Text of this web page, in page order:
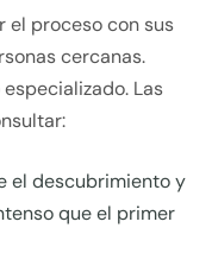
el proceso con sus
cercanas.
Las
el descubrimiento y
que el primer